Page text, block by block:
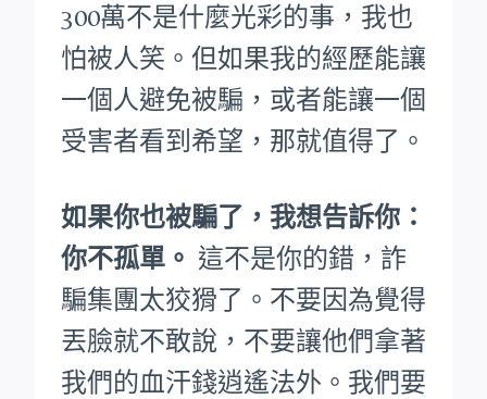
300萬不是什麼光彩的事，我也
怕被人笑。 但如果我的經歷能讓
一個人避免被騙，或者能讓一個
受害者看到希望，那就值得了。
如果你也被騙了，我想告訴你：
你不孤單。 這不是你的錯，詐
騙集團太狡猾了。不要因為覺得
丟臉就不敢說，不要讓他們拿著
我們的血汗錢逍遙法外。 我們要